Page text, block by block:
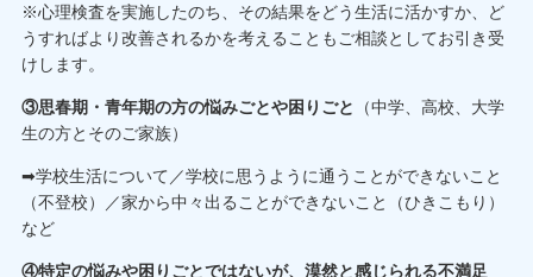
※心理検査を実施したのち、その結果をどう生活に活かすか、ど
うすればより改善されるかを考えることもご相談としてお引き受
けします。
③思春期・青年期の方の悩みごとや困りごと
（中学、高校、大学
生の方とそのご家族）
➡学校生活について／学校に思うように通うことができないこと
（不登校）／家から中々出ることができないこと（ひきこもり）
など
④特定の悩みや困りごとではないが、漠然と感じられる不満足